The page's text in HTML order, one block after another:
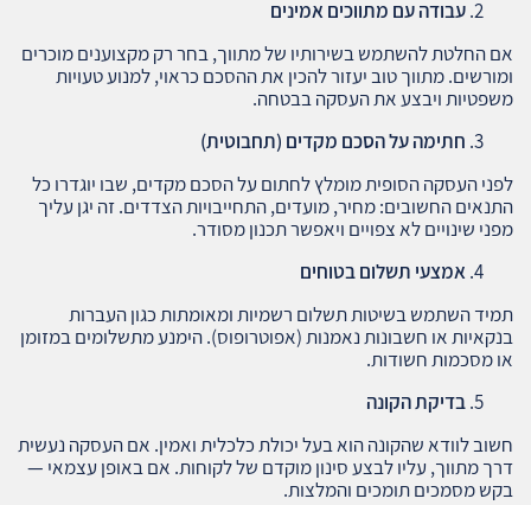
עבודה עם מתווכים אמינים
אם החלטת להשתמש בשירותיו של מתווך, בחר רק מקצוענים מוכרים
ומורשים. מתווך טוב יעזור להכין את ההסכם כראוי, למנוע טעויות
משפטיות ויבצע את העסקה בבטחה.
חתימה על הסכם מקדים (תחבוטית)
לפני העסקה הסופית מומלץ לחתום על הסכם מקדים, שבו יוגדרו כל
התנאים החשובים: מחיר, מועדים, התחייבויות הצדדים. זה יגן עליך
מפני שינויים לא צפויים ויאפשר תכנון מסודר.
אמצעי תשלום בטוחים
תמיד השתמש בשיטות תשלום רשמיות ומאומתות כגון העברות
בנקאיות או חשבונות נאמנות (אפוטרופוס). הימנע מתשלומים במזומן
או מסכמות חשודות.
בדיקת הקונה
חשוב לוודא שהקונה הוא בעל יכולת כלכלית ואמין. אם העסקה נעשית
דרך מתווך, עליו לבצע סינון מוקדם של לקוחות. אם באופן עצמאי —
בקש מסמכים תומכים והמלצות.